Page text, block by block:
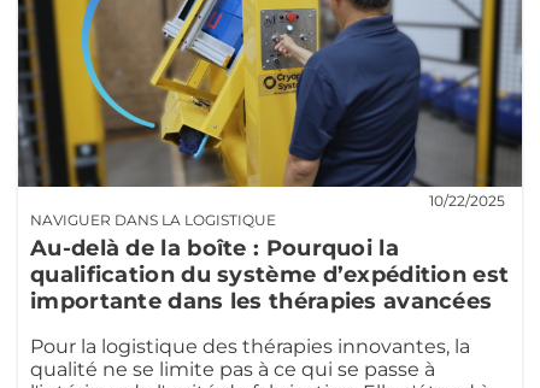
NAVIGUER DANS LA LOGISTIQUE
10/22/2025
Au-delà de la boîte : Pourquoi la
qualification du système d’expédition est
importante dans les thérapies avancées
Pour la logistique des thérapies innovantes, la
qualité ne se limite pas à ce qui se passe à